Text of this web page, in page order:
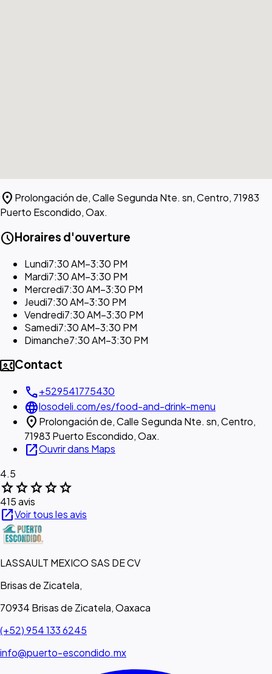
location_on Prolongación de, Calle Segunda Nte. sn, Centro, 71983
Puerto Escondido, Oax.
scheduleHoraires d'ouverture
Lundi7:30 AM–3:30 PM
Mardi7:30 AM–3:30 PM
Mercredi7:30 AM–3:30 PM
Jeudi7:30 AM–3:30 PM
Vendredi7:30 AM–3:30 PM
Samedi7:30 AM–3:30 PM
Dimanche7:30 AM–3:30 PM
contact_phoneContact
call+529541775430
languagelosodeli.com/es/food-and-drink-menu
location_on Prolongación de, Calle Segunda Nte. sn, Centro,
71983 Puerto Escondido, Oax.
open_in_newOuvrir dans Maps
4.5
starstarstarstarstar
415 avis
open_in_newVoir tous les avis
LASSAULT MEXICO SAS DE CV
Brisas de Zicatela,
70934 Brisas de Zicatela, Oaxaca
(+52) 954 133 6245
info@puerto-escondido.mx